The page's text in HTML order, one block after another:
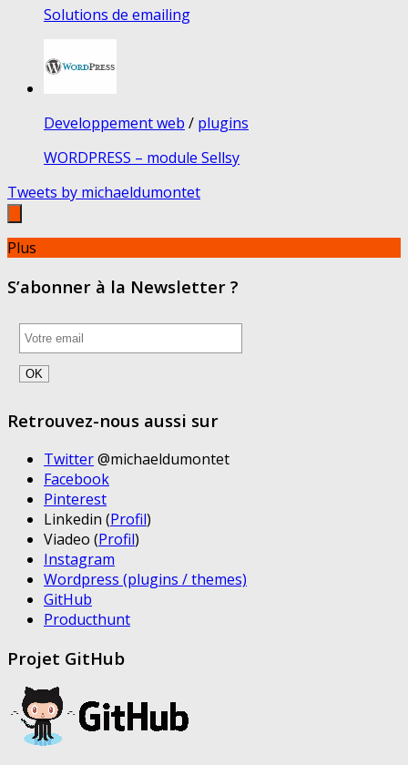
Solutions de emailing
Developpement web / plugins
WORDPRESS – module Sellsy
Tweets by michaeldumontet
Plus
S’abonner à la Newsletter ?
Retrouvez-nous aussi sur
Twitter@michaeldumontet
Facebook
Pinterest
Linkedin (Profil)
Viadeo (Profil)
Instagram
Wordpress (plugins / themes)
GitHub
Producthunt
Projet GitHub